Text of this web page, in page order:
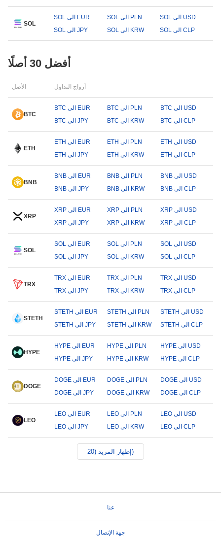
SOL
SOL الى EUR SOL الى PLN
SOL الى USD
SOL الى JPY
SOL الى KRW SOL الى CLP
أفضل 30 أصلًا
الأصل أزواج التداول
BTC
BTC الى EUR BTC الى PLN
BTC الى USD
BTC الى JPY
BTC الى KRW BTC الى CLP
ETH
ETH الى EUR ETH الى PLN
ETH الى USD
ETH الى JPY
ETH الى KRW ETH الى CLP
BNB
BNB الى EUR BNB الى PLN
BNB الى USD
BNB الى JPY
BNB الى KRW BNB الى CLP
XRP
XRP الى EUR XRP الى PLN
XRP الى USD
XRP الى JPY
XRP الى KRW XRP الى CLP
SOL
SOL الى EUR SOL الى PLN
SOL الى USD
SOL الى JPY
SOL الى KRW SOL الى CLP
TRX
TRX الى EUR TRX الى PLN
TRX الى USD
TRX الى JPY
TRX الى KRW TRX الى CLP
STETH
STETH الى EUR STETH الى PLN
STETH الى USD
STETH الى JPY
STETH الى KRW STETH الى CLP
HYPE
HYPE الى EUR HYPE الى PLN
HYPE الى USD
HYPE الى JPY
HYPE الى KRW HYPE الى CLP
DOGE
DOGE الى EUR DOGE الى PLN
DOGE الى USD
DOGE الى JPY
DOGE الى KRW DOGE الى CLP
LEO
LEO الى EUR LEO الى PLN
LEO الى USD
LEO الى JPY
LEO الى KRW LEO الى CLP
إظهار المزيد (20)
عنا
جهة الإتصال